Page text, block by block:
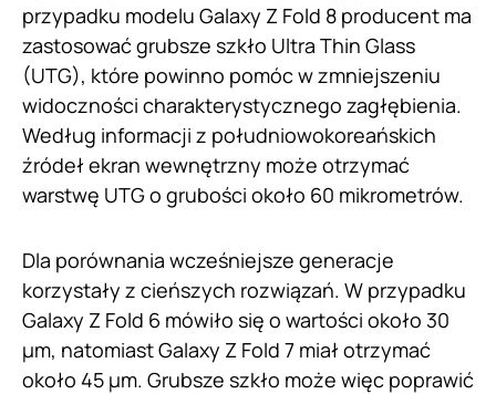
przypadku modelu Galaxy Z Fold 8 producent ma
zastosować grubsze szkło Ultra Thin Glass
(UTG), które powinno pomóc w zmniejszeniu
widoczności charakterystycznego zagłębienia.
Według informacji z południowokoreańskich
źródeł ekran wewnętrzny może otrzymać
warstwę UTG o grubości około 60 mikrometrów.
Dla porównania wcześniejsze generacje
korzystały z cieńszych rozwiązań. W przypadku
Galaxy Z Fold 6 mówiło się o wartości około 30
µm, natomiast Galaxy Z Fold 7 miał otrzymać
około 45 µm. Grubsze szkło może więc poprawić